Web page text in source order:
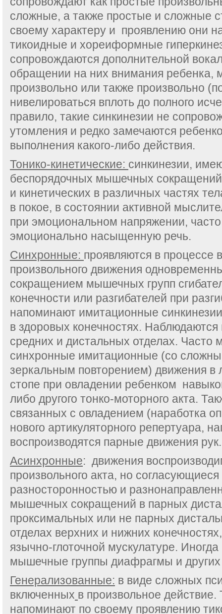
сложные, а также простые и сложные
своему характеру и проявлению они
тикоидные и хореиформные
сопровождаются дополнительной
обращении на них внимания ребенка,
произвольно или также произвольно
нивелироваться вплоть до полного
правило, такие синкинезии не
утомления и редко замечаются
выполнения какого-либо действия.
Тонико-кинетические: синкинезии,
беспорядочных мышечных сокращений
и кинетических в различных частях
в покое, в состоянии активной
при эмоциональном напряжении,
эмоционально насыщенную речь.
Синхронные: проявляются в процессе
произвольного движения
сокращением мышечных групп
конечности или разгибателей при
напоминают имитационные
в здоровых конечностях.
средних и дистальных отделах. Часто
синхронные имитационные (со
зеркальным повторением) движения в
стопе при овладении ребенком
либо другого тонко-моторного акта.
связанных с овладением (наработка
нового артикуляторного репертуара,
воспроизводятся парные движения рук.
Асинхронные: движения
произвольного акта, но
разносторонностью и
мышечных сокращений в парных
проксимальных или не парных
отделах верхних и нижних
язычно-глоточной мускулатуре.
мышечные группы диафрагмы и
Генерализованные: в виде сложных
включенных в произвольное действие.
напоминают по своему проявлению